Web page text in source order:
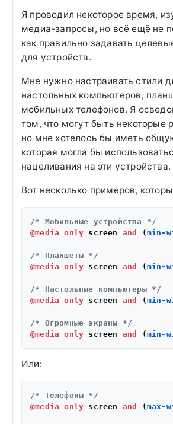
Я проводил некоторое время,
медиа-запросы, но всё ещё не
как правильно задавать
для устройств.
Мне нужно настраивать стили
настольных компьютеров,
мобильных телефонов. Я
том, что могут быть некоторые
но мне хотелось бы иметь
которая могла бы
нацеливания на эти устройства.
Вот несколько примеров,
/* Мобильные устройства */
@media
only screen and (min-
/* Планшеты */
@media
only screen and (min-
/* Настольные компьютеры */
@media
only screen and (min-
/* Огромные экраны */
@media
only screen and (min-
Или:
/* Телефоны */
@media
only screen and (max-